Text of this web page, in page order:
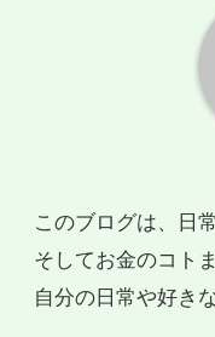
このブログは、日
そしてお金のコト
自分の日常や好き